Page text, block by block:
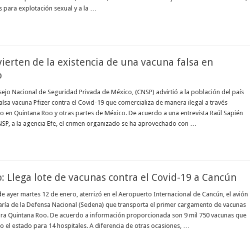
para explotación sexual y a la …
de la existencia de una vacuna falsa en
Nacional de Seguridad Privada de México, (CNSP) advirtió a la población del país
vacuna Pfizer contra el Covid-19 que comercializa de manera ilegal a través
en Quintana Roo y otras partes de México. De acuerdo a una entrevista Raúl Sapién
a la agencia Efe, el crimen organizado se ha aprovechado con …
Llega lote de vacunas contra el Covid-19 a Cancún
ayer martes 12 de enero, aterrizó en el Aeropuerto Internacional de Cancún, el avión
de la Defensa Nacional (Sedena) que transporta el primer cargamento de vacunas
Quintana Roo. De acuerdo a información proporcionada son 9 mil 750 vacunas que
el estado para 14 hospitales. A diferencia de otras ocasiones, …